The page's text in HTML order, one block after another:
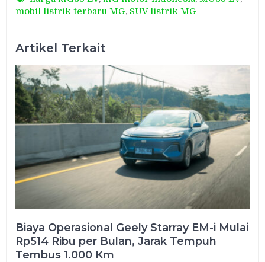
mobil listrik terbaru MG, SUV listrik MG
Artikel Terkait
Biaya Operasional Geely Starray EM-i Mulai
Rp514 Ribu per Bulan, Jarak Tempuh
Tembus 1.000 Km